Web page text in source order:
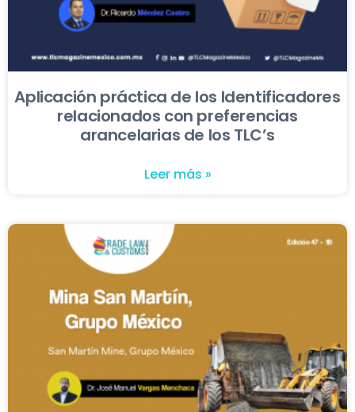
Aplicación práctica de los Identificadores
relacionados con preferencias
arancelarias de los TLC’s
Leer más »